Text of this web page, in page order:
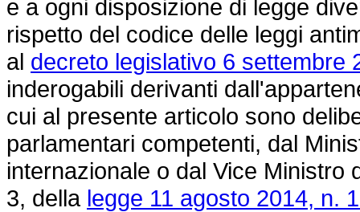
e a ogni disposizione di legge
rispetto del codice delle leggi
al decreto legislativo 6 settembre
inderogabili derivanti
cui al presente articolo sono
parlamentari competenti, dal
internazionale o dal Vice Ministro
3, della legge 11 agosto 2014, n.